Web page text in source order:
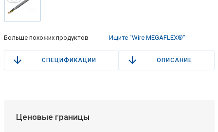
Больше похожих продуктов Ищите "Wire MEGAFLEX®"
СПЕЦИФИКАЦИИ ОПИСАНИЕ
Ценовые границы